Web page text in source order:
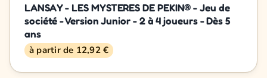
LANSAY - LES MYSTERES DE PEKIN® - Jeu de
société - Version Junior - 2 à 4 joueurs - Dès 5
ans
à partir de 12,92 €